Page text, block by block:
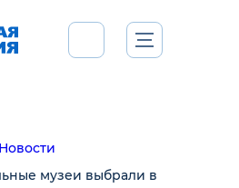
Новости
музеи выбрали в